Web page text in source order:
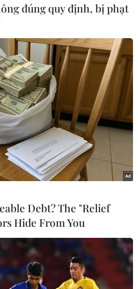
tục tấn
bị cáo
tỏa
Mỹ cho biết lực lượng nước
vô hiệu hóa một tàu chở dầu
vi phạm lệnh phong tỏa
(TTXVN/Vietnam+)
đúng quy định, bị phạt
Debt? The "Relief
Hide From You